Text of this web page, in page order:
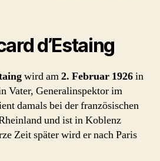
d’Estaing
wird am2. Februar 1926in
Vater, Generalinspektor im
damals bei der französischen
und ist in Koblenz
Zeit später wird er nach Paris